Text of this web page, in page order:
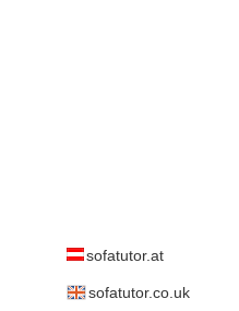
sofatutor.at
sofatutor.co.uk